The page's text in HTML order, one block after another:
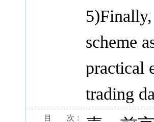
scheme
practical
trading
目 次：